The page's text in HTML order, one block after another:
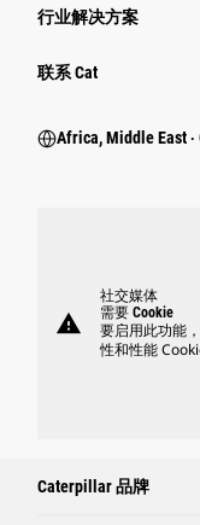
行业解决方案
行业
联系 Cat
Africa, Middle East ‧
warning
社交媒体
需要 Cookie
要启用此功能
性和性能
Caterpillar 品牌